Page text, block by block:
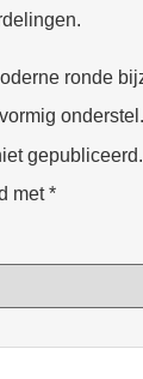
ronde
gepubliceerd.
met*